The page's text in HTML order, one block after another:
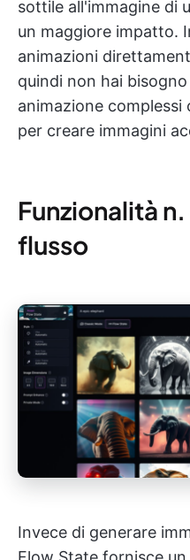
sottile all'immagine di
un maggiore impatto.
animazioni
quindi non hai
animazione
per creare immagini
Funzionalità
flusso
Invece di generare